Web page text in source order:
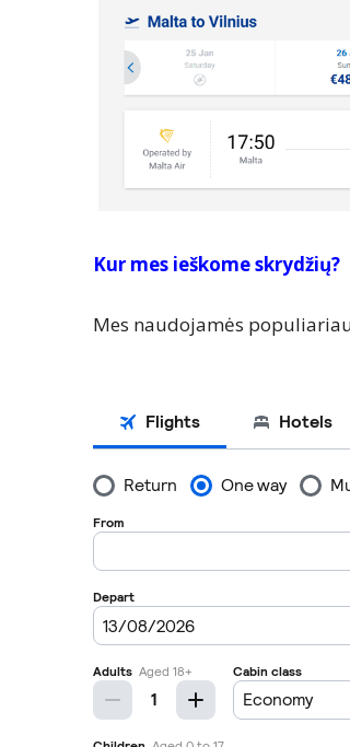
Kur mes ieškome skrydžių?
Mes naudojamės